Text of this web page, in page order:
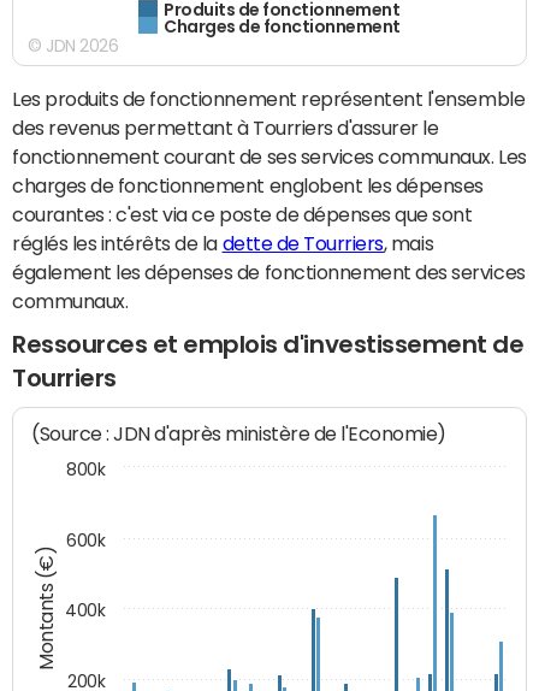
Produits de fonctionnement
Charges de fonctionnement
© JDN 2026
Les produits de fonctionnement représentent l'ensemble
des revenus permettant à Tourriers d'assurer le
fonctionnement courant de ses services communaux. Les
charges de fonctionnement englobent les dépenses
courantes : c'est via ce poste de dépenses que sont
réglés les intérêts de la dette de Tourriers, mais
également les dépenses de fonctionnement des services
communaux.
Ressources et emplois d'investissement de
Tourriers
Montants (€)
(Source : JDN d'après ministère de l'Economie)
200k
400k
600k
800k